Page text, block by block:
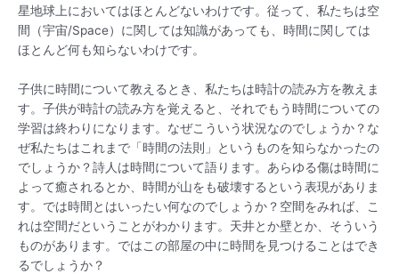
星地球上においてはほとんどないわけです。従って、私たちは空
間（宇宙/Space）に関しては知識があっても、時間に関しては
ほとんど何も知らないわけです。
子供に時間について教えるとき、私たちは時計の読み方を教えま
す。子供が時計の読み方を覚えると、それでもう時間についての
学習は終わりになります。なぜこういう状況なのでしょうか？な
ぜ私たちはこれまで「時間の法則」というものを知らなかったの
でしょうか？詩人は時間について語ります。あらゆる傷は時間に
よって癒されるとか、時間が山をも破壊するという表現がありま
す。では時間とはいったい何なのでしょうか？空間をみれば、こ
れは空間だということがわかります。天井とか壁とか、そういう
ものがあります。ではこの部屋の中に時間を見つけることはでき
るでしょうか？